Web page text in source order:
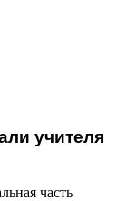
учителя
часть